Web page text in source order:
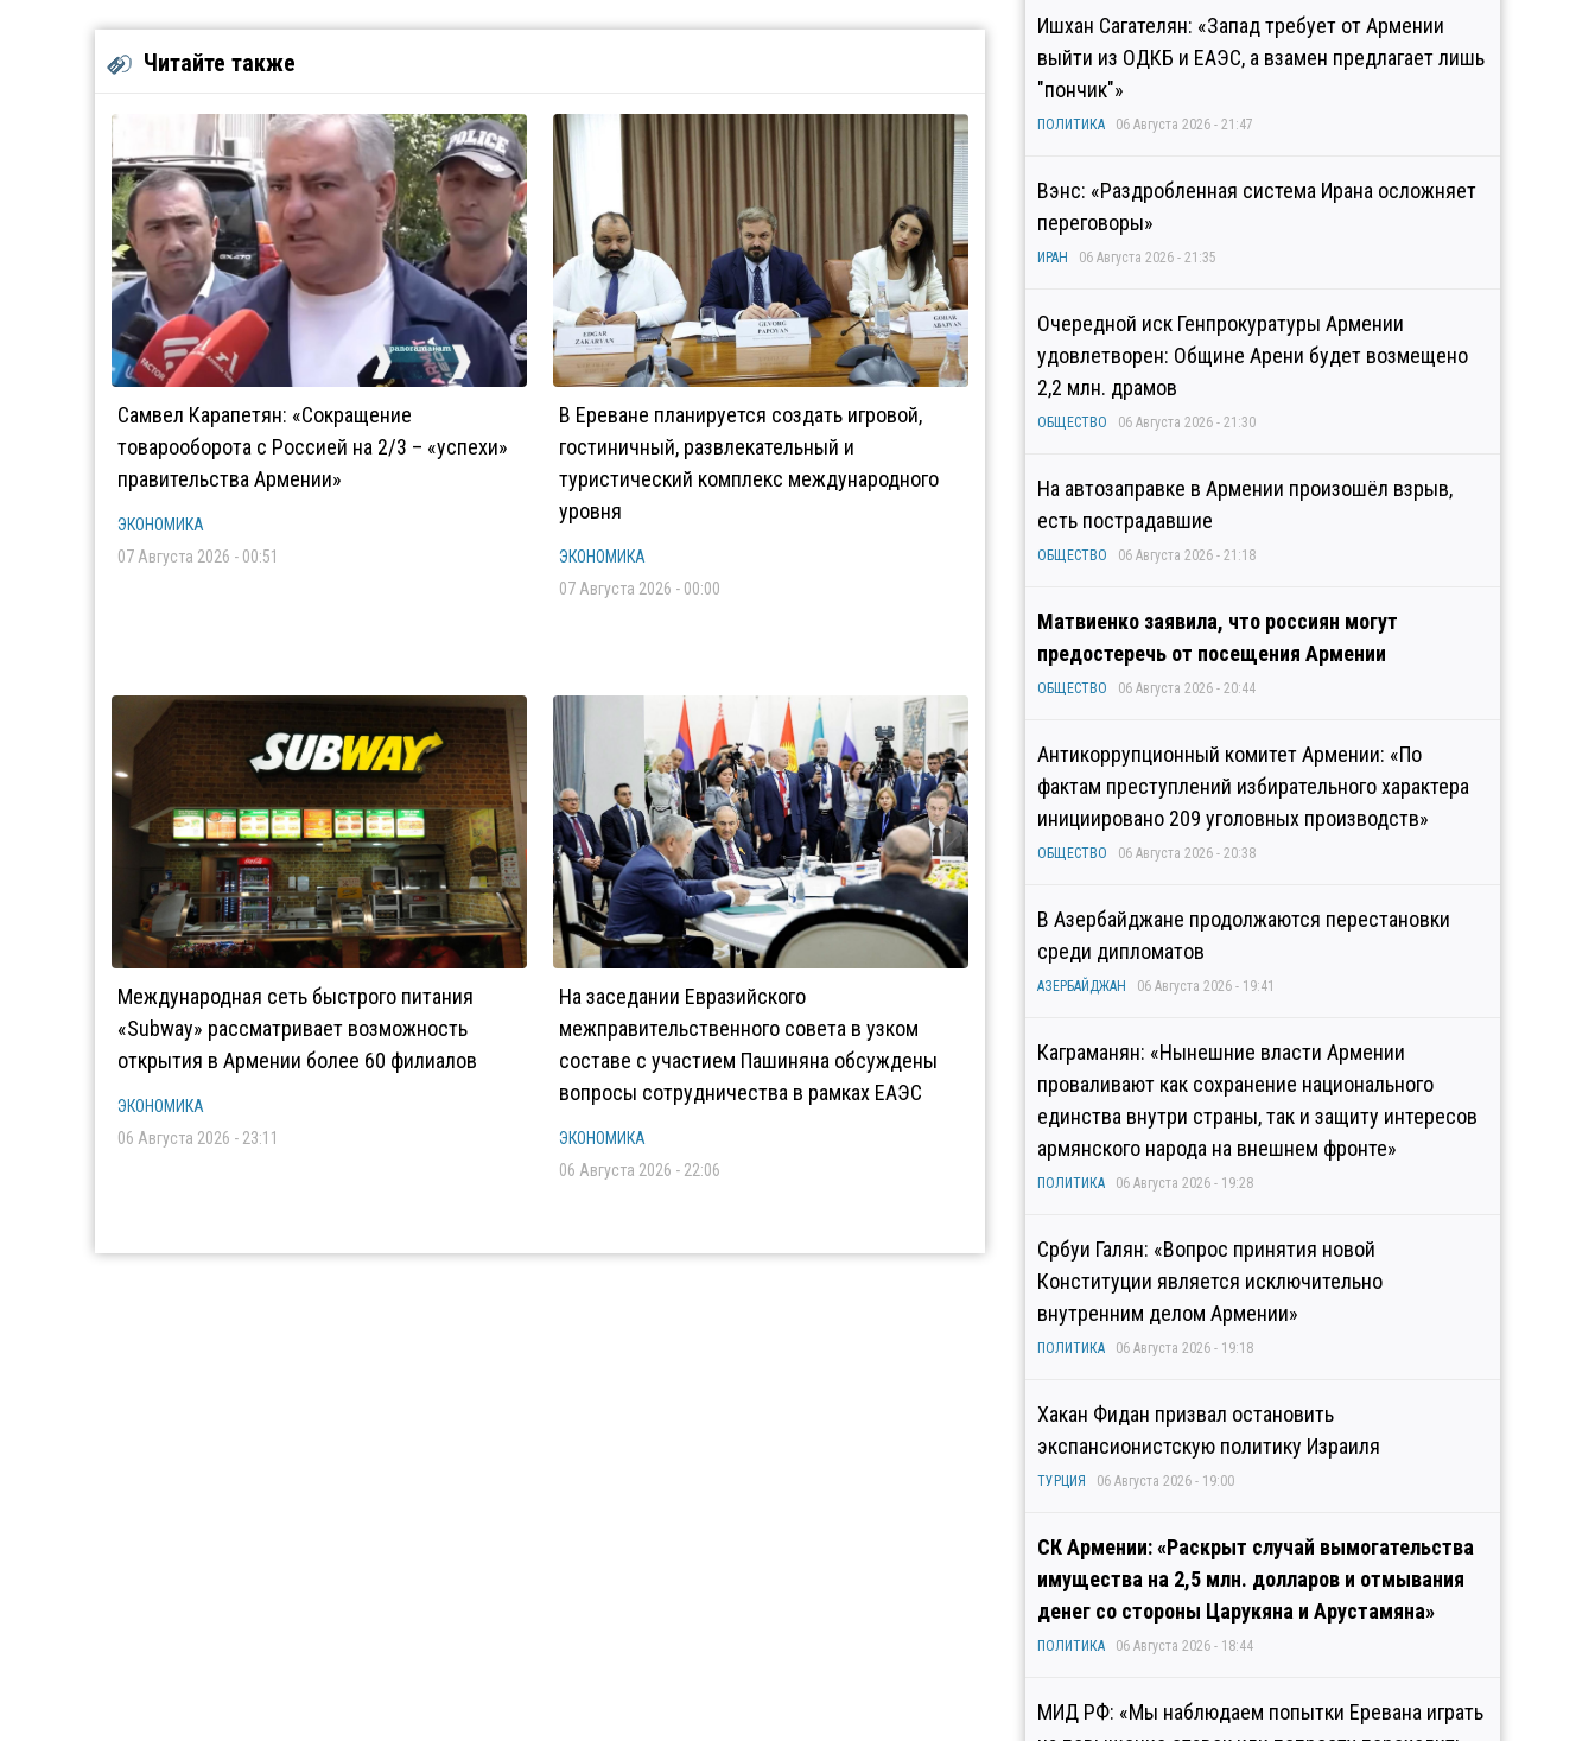
Читайте также
Самвел Карапетян: «Сокращение
товарооборота с Россией на 2/3 – «успехи»
правительства Армении»
ЭКОНОМИКА
07 Августа 2026 - 00:51
В Ереване планируется создать игровой,
гостиничный, развлекательный и
туристический комплекс международного
уровня
ЭКОНОМИКА
07 Августа 2026 - 00:00
Международная сеть быстрого питания
«Subway» рассматривает возможность
открытия в Армении более 60 филиалов
ЭКОНОМИКА
06 Августа 2026 - 23:11
На заседании Евразийского
межправительственного совета в узком
составе с участием Пашиняна обсуждены
вопросы сотрудничества в рамках ЕАЭС
ЭКОНОМИКА
06 Августа 2026 - 22:06
Ишхан Сагателян: «Запад требует от Армении
выйти из ОДКБ и ЕАЭС, а взамен предлагает лишь
"пончик"»
ПОЛИТИКА 06 Августа 2026 - 21:47
Вэнс: «Раздробленная система Ирана осложняет
переговоры»
ИРАН 06 Августа 2026 - 21:35
Очередной иск Генпрокуратуры Армении
удовлетворен: Общине Арени будет возмещено
2,2 млн. драмов
ОБЩЕСТВО 06 Августа 2026 - 21:30
На автозаправке в Армении произошёл взрыв,
есть пострадавшие
ОБЩЕСТВО 06 Августа 2026 - 21:18
Матвиенко заявила, что россиян могут
предостеречь от посещения Армении
ОБЩЕСТВО 06 Августа 2026 - 20:44
Антикоррупционный комитет Армении: «По
фактам преступлений избирательного характера
инициировано 209 уголовных производств»
ОБЩЕСТВО 06 Августа 2026 - 20:38
В Азербайджане продолжаются перестановки
среди дипломатов
АЗЕРБАЙДЖАН 06 Августа 2026 - 19:41
Каграманян: «Нынешние власти Армении
проваливают как сохранение национального
единства внутри страны, так и защиту интересов
армянского народа на внешнем фронте»
ПОЛИТИКА 06 Августа 2026 - 19:28
Србуи Галян: «Вопрос принятия новой
Конституции является исключительно
внутренним делом Армении»
ПОЛИТИКА 06 Августа 2026 - 19:18
Хакан Фидан призвал остановить
экспансионистскую политику Израиля
ТУРЦИЯ 06 Августа 2026 - 19:00
СК Армении: «Раскрыт случай вымогательства
имущества на 2,5 млн. долларов и отмывания
денег со стороны Царукяна и Арустамяна»
ПОЛИТИКА 06 Августа 2026 - 18:44
МИД РФ: «Мы наблюдаем попытки Еревана играть